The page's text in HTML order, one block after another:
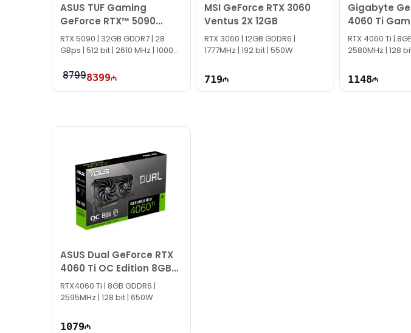
ASUS TUF Gaming
GeForce RTX™ 5090
32GB (512-bit) GDDR7
OC Edition
RTX 5090 | 32GB GDDR7 | 28
GBps | 512 bit | 2610 MHz | 1000W
87998399
MSI GeForce RTX 3060
Ventus 2X 12GB
RTX 3060 | 12GB GDDR6 |
1777MHz | 192 bit | 550W
719
Gigabyte
4060 Ti
OC 8GB
RTX 4060 Ti |
2580MHz | 128
1148
ASUS Dual GeForce RTX
4060 Ti OC Edition 8GB
GDDR6
RTX4060 Ti | 8GB GDDR6 |
2595MHz | 128 bit | 650W
1079